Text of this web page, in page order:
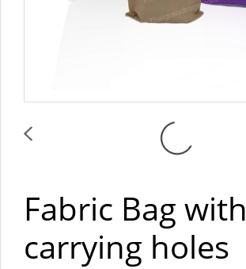
Fabric Bag with
carrying holes